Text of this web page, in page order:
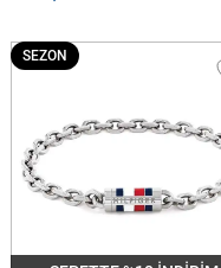
SEZON